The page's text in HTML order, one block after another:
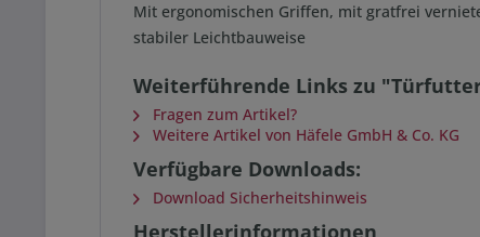
Mit ergonomischen Griffen, mit gratfrei
stabiler Leichtbauweise
Weiterführende Links zu
Fragen zum Artikel?
Weitere Artikel von Häfele GmbH & Co. KG
Verfügbare Downloads:
Download Sicherheitshinweis
Herstellerinformationen